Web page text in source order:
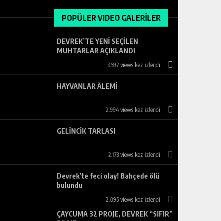
POPÜLER VIDEO GALERİLER
DEVREK’TE YENİ SEÇİLEN
MUHTARLAR AÇIKLANDI
3.597 views kez izlendi
HAYVANLAR ÂLEMİ
2.994 views kez izlendi
GELİNCİK TARLASI
2.173 views kez izlendi
Devrek’te feci olay! Bahçede ölü
bulundu
2.095 views kez izlendi
ÇAYCUMA 32 PROJE, DEVREK “SIFIR”